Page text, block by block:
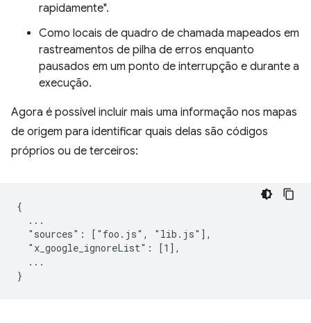
rapidamente".
Como locais de quadro de chamada mapeados em
rastreamentos de pilha de erros enquanto
pausados em um ponto de interrupção e durante a
execução.
Agora é possível incluir mais uma informação nos mapas
de origem para identificar quais delas são códigos
próprios ou de terceiros:
{
  ...
  "sources": ["foo.js", "lib.js"],
  "x_google_ignoreList": [1],
  ...